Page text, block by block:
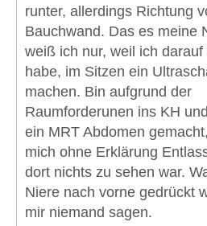
runter, allerdings Richtung
Bauchwand. Das es meine
weiß ich nur, weil ich darauf
habe, im Sitzen ein
machen. Bin aufgrund der
Raumforderunen ins KH
ein MRT Abdomen
mich ohne Erklärung
dort nichts zu sehen war.
Niere nach vorne gedrückt
mir niemand sagen.